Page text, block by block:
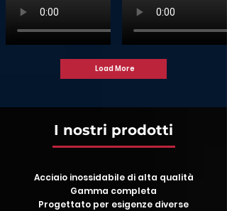
Load More
I nostri prodotti
Acciaio inossidabile di alta qualità
Gamma completa
Progettato per esigenze diverse